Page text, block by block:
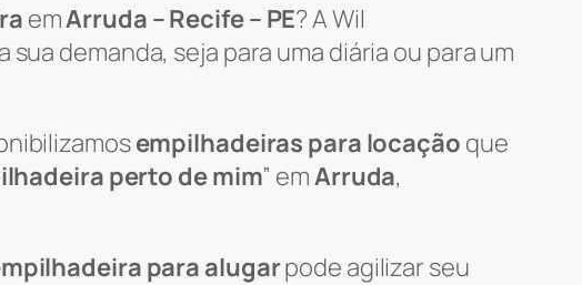
emArruda – Recife – PE? A Wil
demanda, seja para uma diária ou para um
empilhadeiras para locação que
perto de mim” emArruda,
para alugarpode agilizar seu